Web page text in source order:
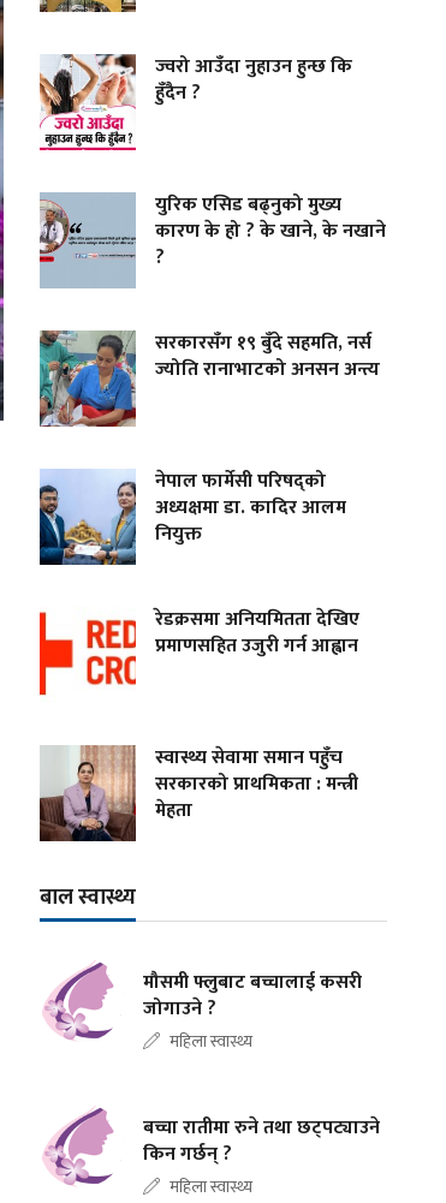
ज्वरो आउँदा नुहाउन हुन्छ कि
हुँदैन ?
युरिक एसिड बढ्नुको मुख्य
कारण के हो ? के खाने, के नखाने
?
सरकारसँग १९ बुँदे सहमति, नर्स
ज्योति रानाभाटको अनसन अन्त्य
नेपाल फार्मेसी परिषद्को
अध्यक्षमा डा. कादिर आलम
नियुक्त
रेडक्रसमा अनियमितता देखिए
प्रमाणसहित उजुरी गर्न आह्वान
स्वास्थ्य सेवामा समान पहुँच
सरकारको प्राथमिकता : मन्त्री
मेहता
बाल स्वास्थ्य
मौसमी फ्लुबाट बच्चालाई कसरी
जोगाउने ?
महिला स्वास्थ्य
बच्चा रातीमा रुने तथा छट्पट्याउने
किन गर्छन् ?
महिला स्वास्थ्य